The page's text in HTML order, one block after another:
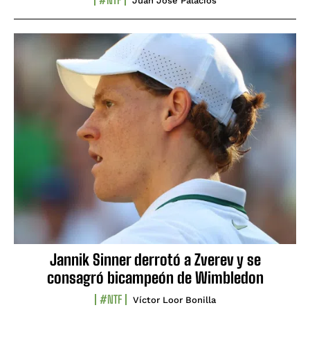
Jannik Sinner derrotó a Zverev y se
consagró bicampeón de Wimbledon
#NTF Víctor Loor Bonilla